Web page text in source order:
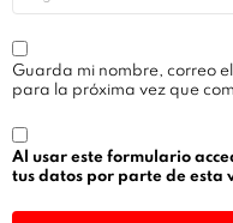
Guarda mi nombre, correo
para la próxima vez que
Al usar este formulario
tus datos por parte de esta